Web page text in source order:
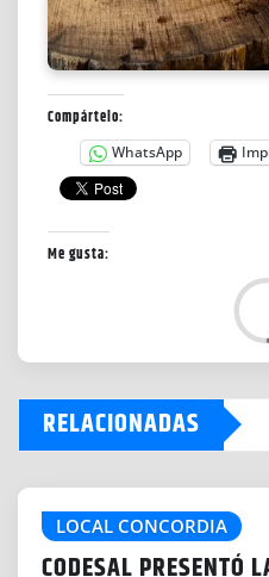
Compártelo:
WhatsApp
Me gusta:
a
i
n
g
…
RELACIONADAS
LOCAL CONCORDIA